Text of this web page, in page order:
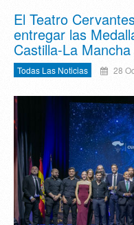
El Teatro
entregar las
Castilla-La Mancha
Todas Las Noticias 28